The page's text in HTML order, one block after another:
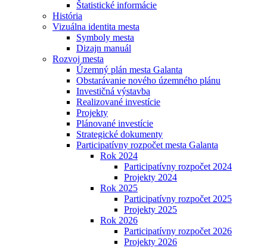
Štatistické informácie
História
Vizuálna identita mesta
Symboly mesta
Dizajn manuál
Rozvoj mesta
Územný plán mesta Galanta
Obstarávanie nového územného plánu
Investičná výstavba
Realizované investície
Projekty
Plánované investície
Strategické dokumenty
Participatívny rozpočet mesta Galanta
Rok 2024
Participatívny rozpočet 2024
Projekty 2024
Rok 2025
Participatívny rozpočet 2025
Projekty 2025
Rok 2026
Participatívny rozpočet 2026
Projekty 2026